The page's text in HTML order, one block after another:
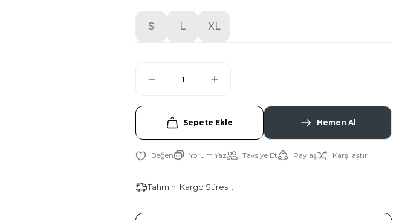
S L XL
Sepete Ekle Hemen Al
Yorum Yaz Tavsiye Et Paylaş Karşılaştır
Tahmini Kargo Süresi :